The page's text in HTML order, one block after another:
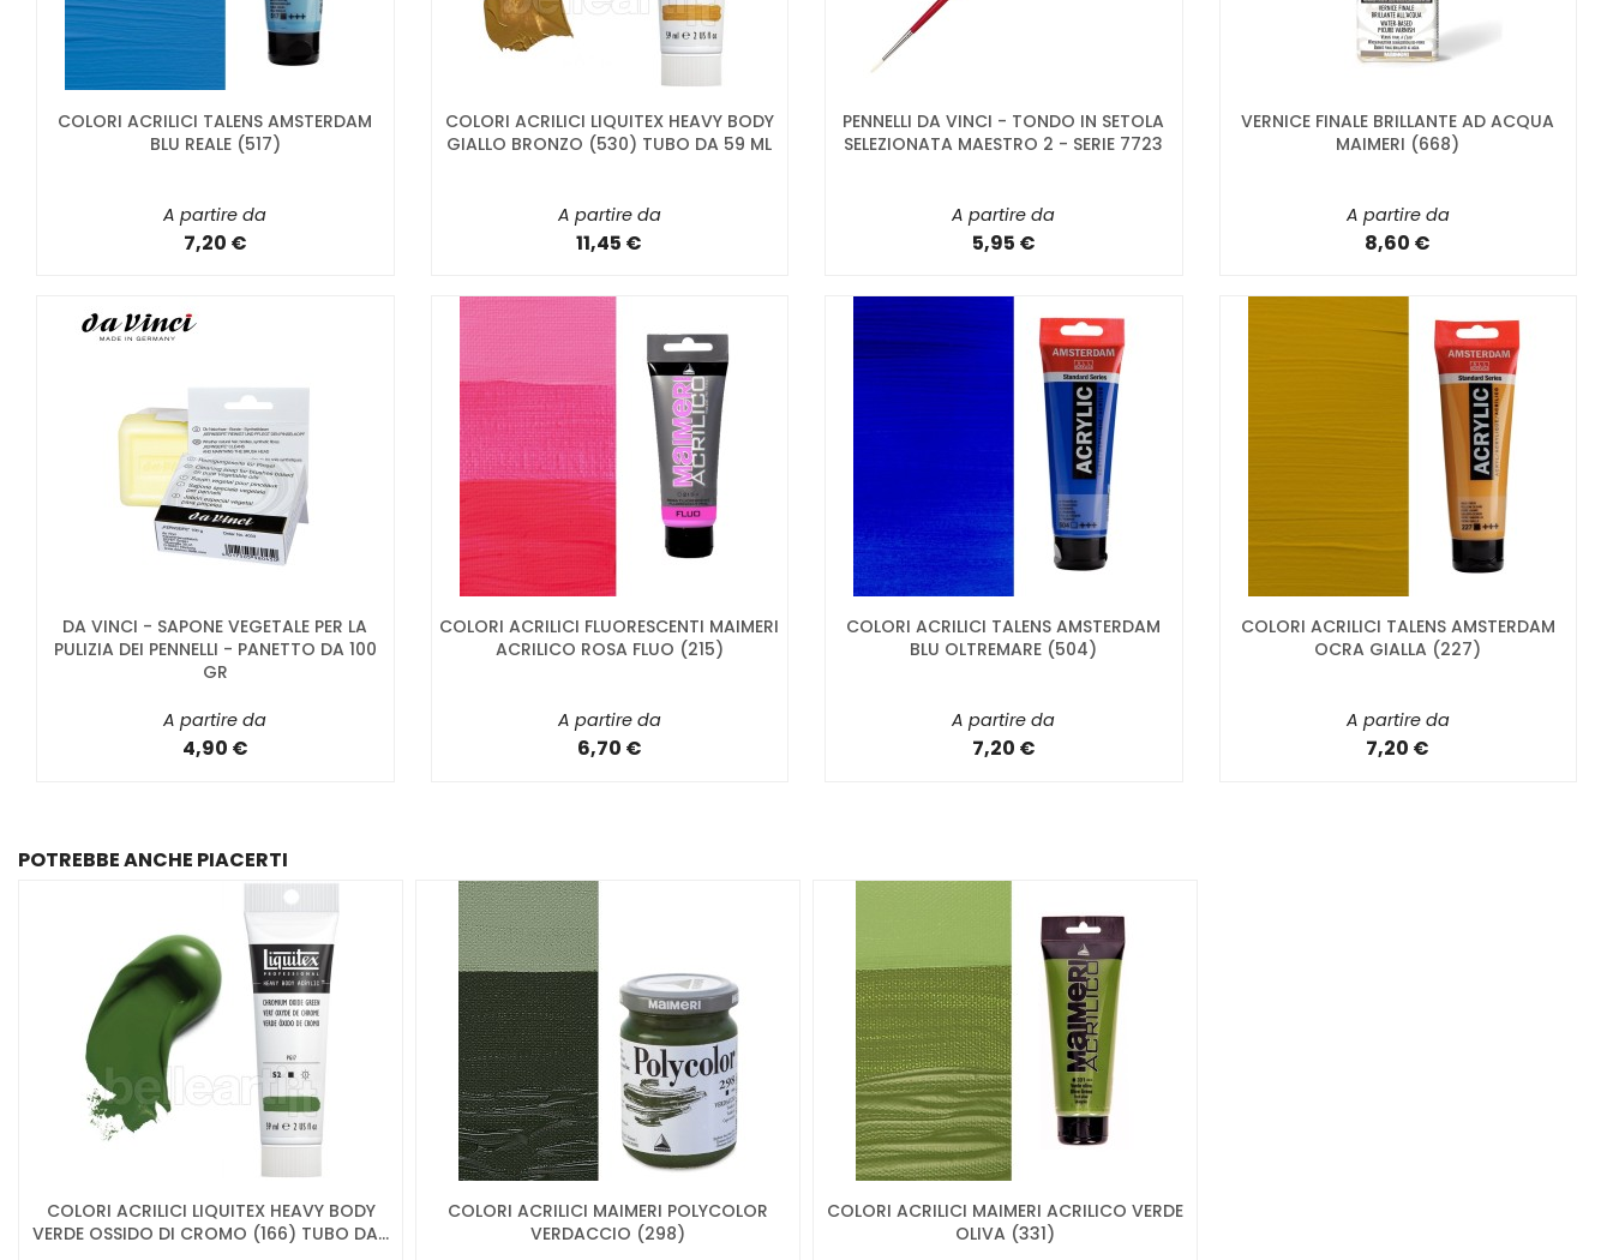
COLORI ACRILICI TALENS AMSTERDAM
BLU REALE (517)
A partire da
7,20 €
COLORI ACRILICI LIQUITEX HEAVY BODY
GIALLO BRONZO (530) TUBO DA 59 ML
A partire da
11,45 €
PENNELLI DA VINCI - TONDO IN SETOLA
SELEZIONATA MAESTRO 2 - SERIE 7723
A partire da
5,95 €
VERNICE FINALE BRILLANTE AD ACQUA
MAIMERI (668)
A partire da
8,60 €
DA VINCI - SAPONE VEGETALE PER LA
PULIZIA DEI PENNELLI - PANETTO DA 100
GR
A partire da
4,90 €
COLORI ACRILICI FLUORESCENTI MAIMERI
ACRILICO ROSA FLUO (215)
A partire da
6,70 €
COLORI ACRILICI TALENS AMSTERDAM
BLU OLTREMARE (504)
A partire da
7,20 €
COLORI ACRILICI TALENS AMSTERDAM
OCRA GIALLA (227)
A partire da
7,20 €
POTREBBE ANCHE PIACERTI
COLORI ACRILICI LIQUITEX HEAVY BODY
VERDE OSSIDO DI CROMO (166) TUBO DA...
COLORI ACRILICI MAIMERI POLYCOLOR
VERDACCIO (298)
COLORI ACRILICI MAIMERI ACRILICO VERDE
OLIVA (331)